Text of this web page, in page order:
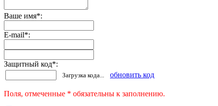
Ваше имя*:
E-mail*:
Защитный код*:
Загрузка кода... обновить код
Поля, отмеченные * обязательны к заполнению.